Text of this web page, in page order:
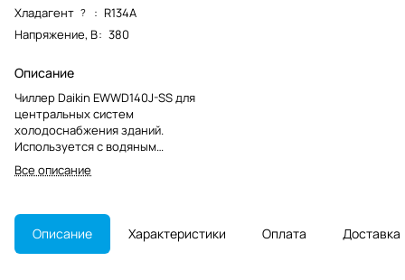
Хладагент ? : R134A
Напряжение, В: 380
Описание
Чиллер Daikin EWWD140J-SS для
центральных систем
холодоснабжения зданий.
Используется с водяным
контуром, фанкойлами,
центральными кондиционерами
Все описание
Описание Характеристики Оплата Доставка